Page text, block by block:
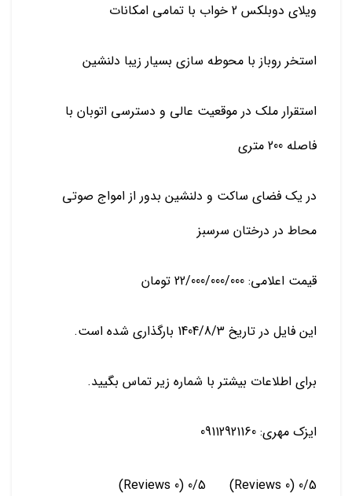
ویلای دوبلکس 2 خواب با تمامی امکانات
استخر روباز با محوطه سازی بسیار زیبا دلنشین
استقرار ملک در موقعیت عالی و دسترسی اتوبان با
فاصله 200 متری
در یک فضای ساکت و دلنشین بدور از امواج صوتی
محاط در درختان سرسبز
قیمت اعلامی: 22/000/000/000 تومان
این فایل در تاریخ 1404/8/3 بارگذاری شده است.
برای اطلاعات بیشتر با شماره زیر تماس بگیید.
ایزک مهری: 09112921160
0/5
(0 Reviews)
0/5
(0 Reviews)